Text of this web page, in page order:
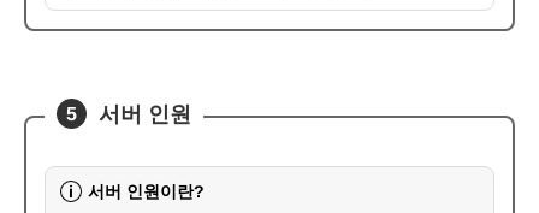
5 서버 인원
i 서버 인원이란?